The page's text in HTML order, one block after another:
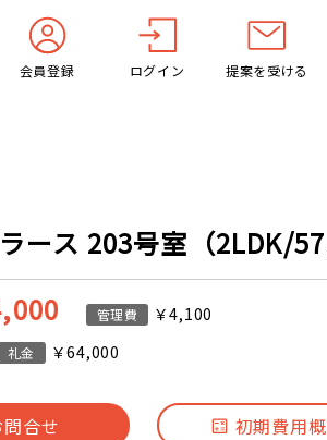
会員登録 ログイン 提案を受ける
ース 203号室（2LDK/
管理費 ￥4,100
礼金 ￥64,000
問合せ 初期費用